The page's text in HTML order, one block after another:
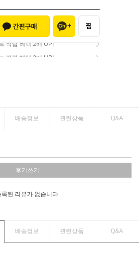
배송정보 관련상품 Q&A
후기쓰기
록된 리뷰가 없습니다.
배송정보 관련상품 Q&A